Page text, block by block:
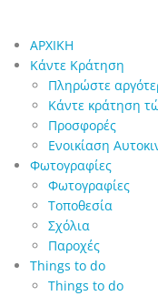
ΑΡΧΙΚΗ
Κάντε Κράτηση
Πληρώστε
Κάντε κράτηση
Προσφορές
Ενοικίαση
Φωτογραφίες
Φωτογραφίες
Τοποθεσία
Σχόλια
Παροχές
Things to do
Things to do